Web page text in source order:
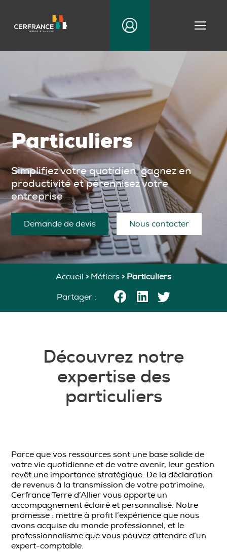
|||
Particuliers
Simplifiez votre quotidien, gagnez en
productivité et pérennisez votre
entreprise
Demande de devis Nous contacter
Accueil > Métiers > Particuliers
Partager :
Découvrez notre
expertise des
particuliers
Parce que vos ressources sont une base solide de
votre vie quotidienne et de votre avenir, leur gestion
revêt une importance stratégique. De la déclaration
de revenus à la transmission de votre patrimoine,
Cerfrance Terre d’Allier vous apporte un
accompagnement éclairé et personnalisé. Notre
promesse : mettre à profit l’expérience que nous
avons acquise du monde professionnel, et le
professionnalisme que vous pouvez attendre d’un
expert-comptable.